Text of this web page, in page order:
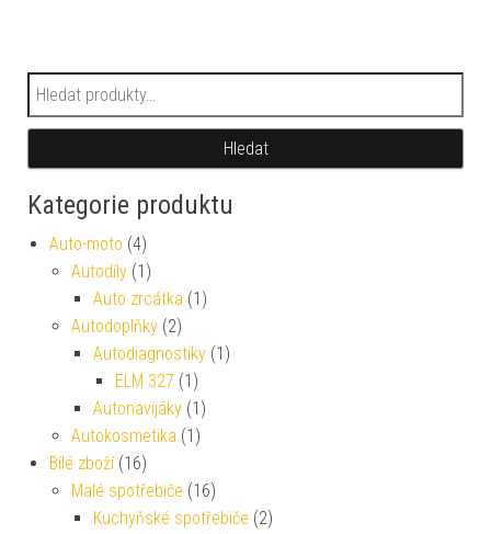
Hledat:
Hledat
Kategorie produktu
Auto-moto (4)
Autodíly (1)
Auto zrcátka (1)
Autodoplňky (2)
Autodiagnostiky (1)
ELM 327 (1)
Autonavijáky (1)
Autokosmetika (1)
Bílé zboží (16)
Malé spotřebiče (16)
Kuchyňské spotřebiče (2)